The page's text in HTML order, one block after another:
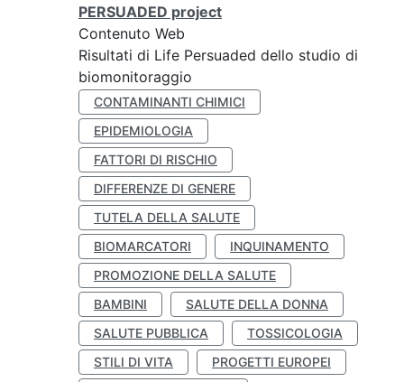
PERSUADED project
Contenuto Web
Risultati di Life Persuaded dello studio di
biomonitoraggio
CONTAMINANTI CHIMICI
EPIDEMIOLOGIA
FATTORI DI RISCHIO
DIFFERENZE DI GENERE
TUTELA DELLA SALUTE
BIOMARCATORI
INQUINAMENTO
PROMOZIONE DELLA SALUTE
BAMBINI
SALUTE DELLA DONNA
SALUTE PUBBLICA
TOSSICOLOGIA
STILI DI VITA
PROGETTI EUROPEI